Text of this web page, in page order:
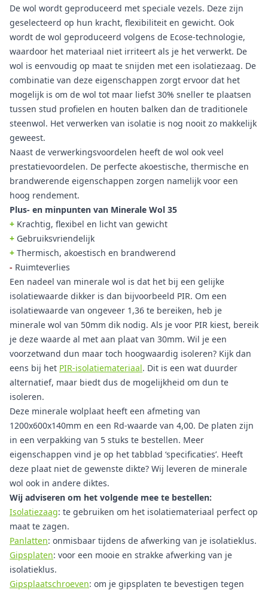
De wol wordt geproduceerd met speciale vezels. Deze zijn
geselecteerd op hun kracht, flexibiliteit en gewicht. Ook
wordt de wol geproduceerd volgens de Ecose-technologie,
waardoor het materiaal niet irriteert als je het verwerkt. De
wol is eenvoudig op maat te snijden met een isolatiezaag. De
combinatie van deze eigenschappen zorgt ervoor dat het
mogelijk is om de wol tot maar liefst 30% sneller te plaatsen
tussen stud profielen en houten balken dan de traditionele
steenwol. Het verwerken van isolatie is nog nooit zo makkelijk
geweest.
Naast de verwerkingsvoordelen heeft de wol ook veel
prestatievoordelen. De perfecte akoestische, thermische en
brandwerende eigenschappen zorgen namelijk voor een
hoog rendement.
Plus- en minpunten van Minerale Wol 35
+ Krachtig, flexibel en licht van gewicht
+ Gebruiksvriendelijk
+ Thermisch, akoestisch en brandwerend
- Ruimteverlies
Een nadeel van minerale wol is dat het bij een gelijke
isolatiewaarde dikker is dan bijvoorbeeld PIR. Om een
isolatiewaarde van ongeveer 1,36 te bereiken, heb je
minerale wol van 50mm dik nodig. Als je voor PIR kiest, bereik
je deze waarde al met aan plaat van 30mm. Wil je een
voorzetwand dun maar toch hoogwaardig isoleren? Kijk dan
eens bij het PIR-isolatiemateriaal. Dit is een wat duurder
alternatief, maar biedt dus de mogelijkheid om dun te
isoleren.
Deze minerale wolplaat heeft een afmeting van
1200x600x140mm en een Rd-waarde van 4,00. De platen zijn
in een verpakking van 5 stuks te bestellen. Meer
eigenschappen vind je op het tabblad ‘specificaties’. Heeft
deze plaat niet de gewenste dikte? Wij leveren de minerale
wol ook in andere diktes.
Wij adviseren om het volgende mee te bestellen:
Isolatiezaag: te gebruiken om het isolatiemateriaal perfect op
maat te zagen.
Panlatten: onmisbaar tijdens de afwerking van je isolatieklus.
Gipsplaten: voor een mooie en strakke afwerking van je
isolatieklus.
Gipsplaatschroeven: om je gipsplaten te bevestigen tegen